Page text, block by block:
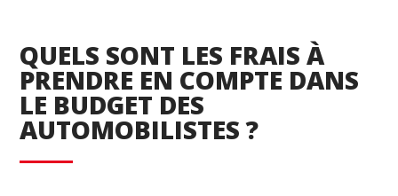
QUELS SONT LES FRAIS À
PRENDRE EN COMPTE DANS
LE BUDGET DES
AUTOMOBILISTES ?